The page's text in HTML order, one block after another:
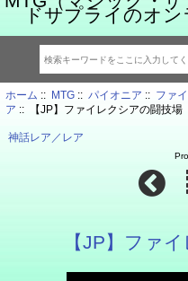
ドサプライのオ
ホーム :: MTG:: パイオニア :: ファ
ア :: 【JP】ファイレクシアの闘技場
神話レア／レア
【JP】ファ